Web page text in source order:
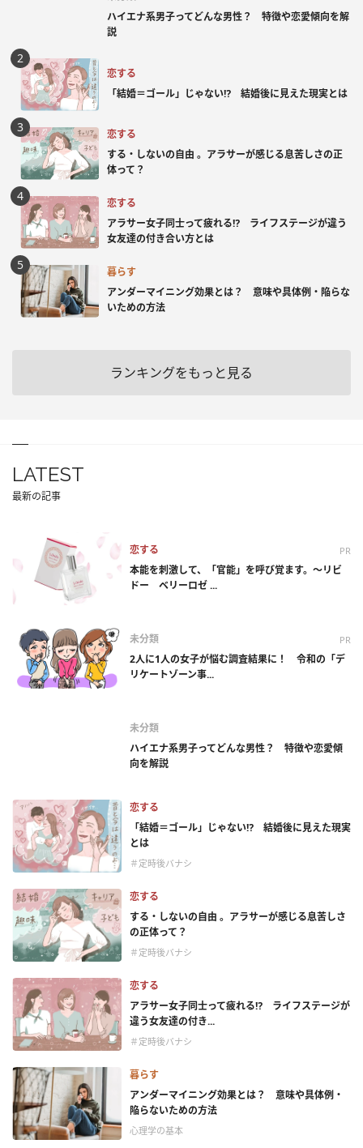
ハイエナ系男子ってどんな男性？ 特徴や恋愛傾向を解
説
恋する
「結婚＝ゴール」じゃない⁉ 結婚後に見えた現実とは
恋する
する・しないの自由 。アラサーが感じる息苦しさの正
体って？
恋する
アラサー女子同士って疲れる⁉ ライフステージが違う
女友達の付き合い方とは
暮らす
アンダーマイニング効果とは？ 意味や具体例・陥らな
いための方法
ランキングをもっと見る
LATEST
最新の記事
恋する PR
本能を刺激して、「官能」を呼び覚ます。～リビ
ドー ベリーロゼ ...
未分類 PR
2人に1人の女子が悩む調査結果に！ 令和の「デ
リケートゾーン事...
未分類
ハイエナ系男子ってどんな男性？ 特徴や恋愛傾
向を解説
恋する
「結婚＝ゴール」じゃない⁉ 結婚後に見えた現実
とは
＃定時後バナシ
恋する
する・しないの自由 。アラサーが感じる息苦しさ
の正体って？
＃定時後バナシ
恋する
アラサー女子同士って疲れる⁉ ライフステージが
違う女友達の付き...
＃定時後バナシ
暮らす
アンダーマイニング効果とは？ 意味や具体例・
陥らないための方法
心理学の基本